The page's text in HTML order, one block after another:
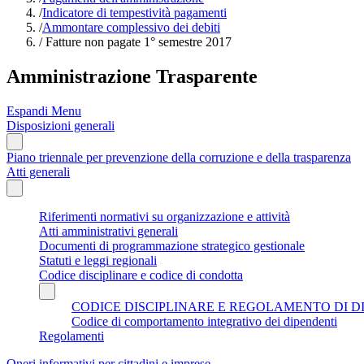
/Indicatore di tempestività pagamenti
/Ammontare complessivo dei debiti
/Fatture non pagate 1° semestre 2017
Amministrazione Trasparente
Espandi Menu
Disposizioni generali
Piano triennale per prevenzione della corruzione e della trasparenza
Atti generali
Riferimenti normativi su organizzazione e attività
Atti amministrativi generali
Documenti di programmazione strategico gestionale
Statuti e leggi regionali
Codice disciplinare e codice di condotta
CODICE DISCIPLINARE E REGOLAMENTO DI
Codice di comportamento integrativo dei dipendenti
Regolamenti